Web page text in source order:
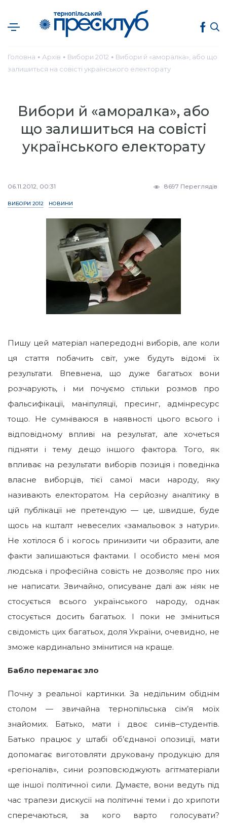
Головна ● Архів ● Вибори 2012 ● Вибори й «аморалка», або що
залишиться на совісті українського електорату
Вибори й «аморалка», або
що залишиться на совісті
українського електорату
06.11.2012, 00:31 8697 Переглядів
ВИБОРИ 2012 НОВИНИ
Пишу цей матеріал напередодні виборів, але коли
ця стаття побачить світ, уже будуть відомі їх
результати. Впевнена, що дуже багатьох вони
розчарують, і ми почуємо стільки розмов про
фальсифікації, маніпуляції, пресинг, адмінресурс
тощо. Не сумніваюся в наявності цього всього і
відповідному впливі на результат, але хочеться
підняти і тему дещо іншого фактора. Того, як
впливає на результати виборів позиція і поведінка
власне виборців, тієї самої маси народу, яку
називають електоратом. На серйозну аналітику в
цій публікації не претендую — це, швидше, буде
щось на кшталт невеселих «замальовок з натури».
Не хотілося б і когось принизити чи образити, але
факти залишаються фактами. І особисто мені моя
людська і професійна совість не дозволяє про них
не написати. Звичайно, описуване далі аж ніяк не
стосується всього українського народу, однак
стосується досить багатьох. І поки не зміниться
свідомість цих багатьох, доля України, очевидно, не
зможе кардинально змінитися на краще.
Бабло перемагає зло
Почну з реальної картинки. За недільним обіднім
столом — звичайна тернопільська сім’я моїх
знайомих. Батько, мати і двоє синів–студентів.
Батько працює у штабі об’єднаної опозиції, мати
допомагає виготовляти друковану продукцію для
«регіоналів», сини розповсюджують агітматеріали
ще іншої політичної сили. Думаєте, вони ведуть під
час трапези дискусії на політичні теми і до хрипоти
сперечаються, за кого варто голосувати?